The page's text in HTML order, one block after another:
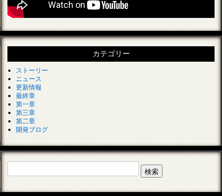
カテゴリー
ストーリー
ニュース
更新情報
最終章
第一章
第三章
第二章
開発ブログ